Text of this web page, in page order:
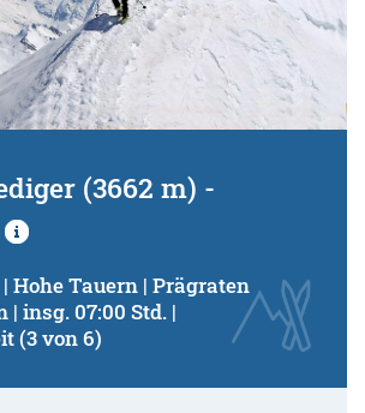
(3662 m) -
Hohe Tauern | Prägraten
| insg. 07:00 Std. |
(3 von 6)